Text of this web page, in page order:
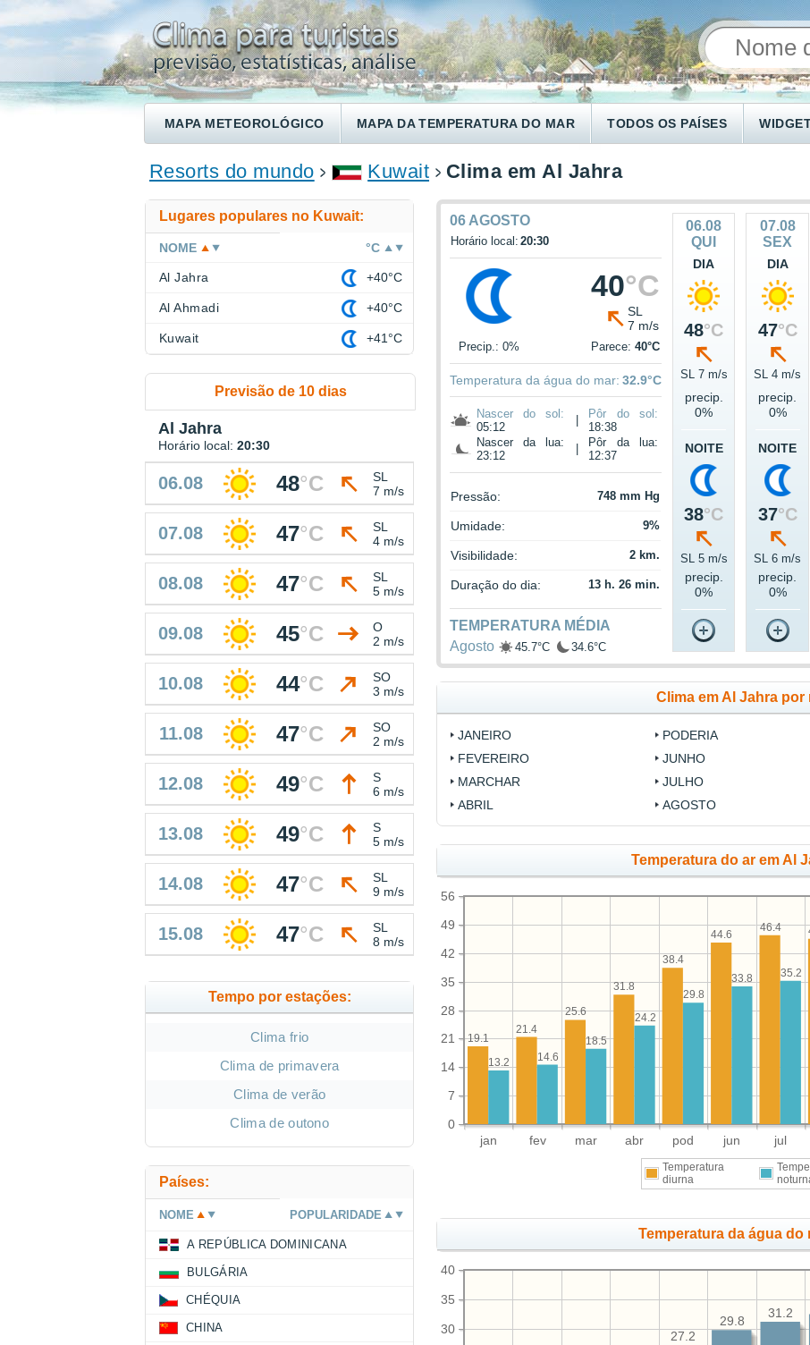
MAPA METEOROLÓGICO MAPA DA TEMPERATURA DO MAR TODOS OS PAÍSES
ENCONTRE UM HOTEL
Resorts do mundo Kuwait Clima em Al Jahra
06 AGOSTO
Horário local: 20:30
40°C
SL
7 m/s
Precip.: 0% Parece:40°C
Temperatura da água do mar: 32.9°C
Nascer do sol:
05:12
Pôr do sol:
18:38
Nascer da lua:
23:12
Pôr da lua:
12:37
Pressão: 748 mm Hg
Umidade: 9%
Visibilidade: 2 km.
Duração do dia: 13 h. 26 min.
TEMPERATURA MÉDIA
Agosto
45.7°C 34.6°C
06.08
QUI
DIA
48°C
SL 7 m/s
precip.
0%
NOITE
38°C
SL 5 m/s
precip.
0%
07.08
SEX
DIA
47°C
SL 4 m/s
precip.
0%
NOITE
37°C
SL 6 m/s
precip.
0%
Clima em Al Jahra por
JANEIRO
FEVEREIRO
MARCHAR
ABRIL
PODERIA
JUNHO
JULHO
AGOSTO
Temperatura do ar em Al
jan fev mar abr pod jun jul
0
7
14
21
28
35
42
49
56
46.4
44.6
38.4
31.8
25.6
21.4
19.1
35.2
33.8
29.8
24.2
18.5
14.6
13.2
Temperatura
diurna
Temperatura da água do
30
35
40
31.2
29.8
27.2
Lugares populares no Kuwait:
NOME °C
Al Jahra +40°C
Al Ahmadi +40°C
Kuwait +41°C
Previsão de 10 dias
Al Jahra
Horário local: 20:30
06.08 48°C
SL
7 m/s
07.08 47°C
SL
4 m/s
08.08 47°C
SL
5 m/s
09.08 45°C
O
2 m/s
10.08 44°C
SO
3 m/s
11.08 47°C
SO
2 m/s
12.08 49°C
S
6 m/s
13.08 49°C
S
5 m/s
14.08 47°C
SL
9 m/s
15.08 47°C
SL
8 m/s
Tempo por estações:
Clima frio
Clima de primavera
Clima de verão
Clima de outono
Países:
NOME POPULARIDADE
A REPÚBLICA DOMINICANA
BULGÁRIA
CHÉQUIA
CHINA